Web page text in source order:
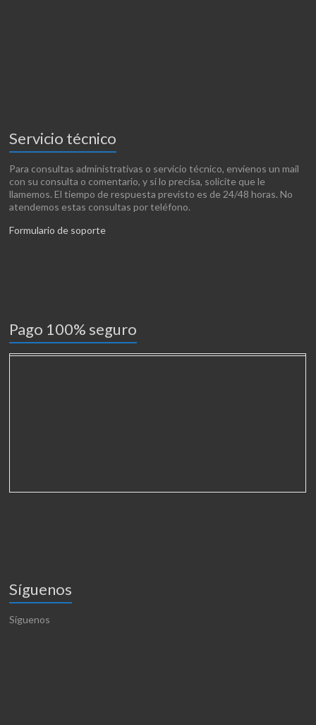
Servicio técnico
Para consultas administrativas o servicio técnico, envíenos un mail
con su consulta o comentario, y si lo precisa, solicite que le
llamemos. El tiempo de respuesta previsto es de 24/48 horas. No
atendemos estas consultas por teléfono.
Formulario de soporte
Pago 100% seguro
Síguenos
Síguenos